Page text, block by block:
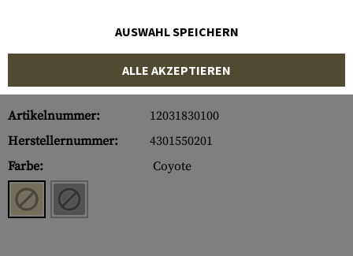
Artikelnummer:
12031830100
Herstellernummer:
4301550201
Farbe:
Coyote
AUSWAHL SPEICHERN
ALLE AKZEPTIEREN